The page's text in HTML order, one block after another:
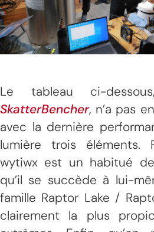
Le tableau ci-
SkatterBencher, n’a pas
avec la dernière
lumière trois éléments.
wytiwx est un habitué
qu’il se succède à lui-
famille Raptor Lake /
clairement la plus